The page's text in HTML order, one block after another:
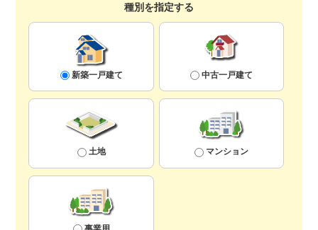
種別を指定する
新築一戸建て 中古一戸建て
土地 マンション
事業用